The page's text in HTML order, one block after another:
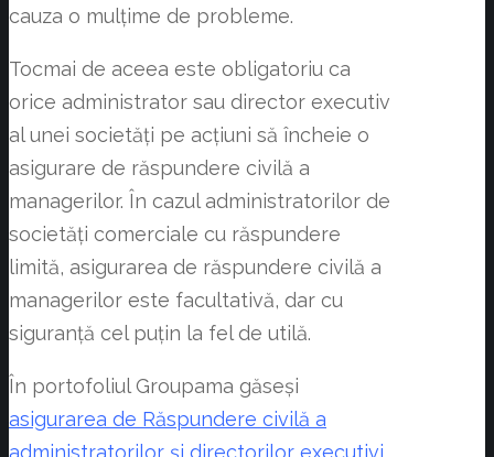
cauza o mulțime de probleme.
Tocmai de aceea este obligatoriu ca
orice administrator sau director executiv
al unei societăți pe acțiuni să încheie o
asigurare de răspundere civilă a
managerilor. În cazul administratorilor de
societăți comerciale cu răspundere
limită, asigurarea de răspundere civilă a
managerilor este facultativă, dar cu
siguranță cel puțin la fel de utilă.
În portofoliul Groupama găseși
asigurarea de Răspundere civilă a